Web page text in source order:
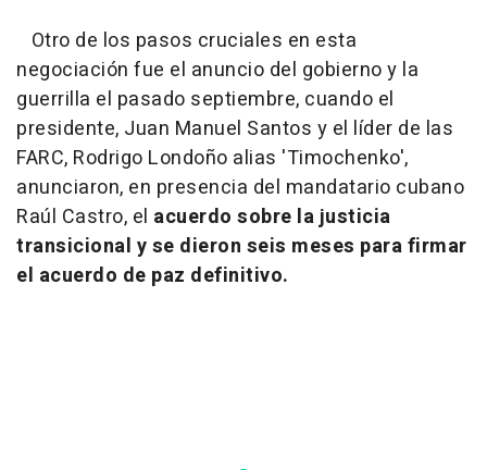
Otro de los pasos cruciales en esta
negociación fue el anuncio del gobierno y la
guerrilla el pasado septiembre, cuando el
presidente, Juan Manuel Santos y el líder de las
FARC, Rodrigo Londoño alias 'Timochenko',
anunciaron, en presencia del mandatario cubano
Raúl Castro, el acuerdo sobre la justicia
transicional y se dieron seis meses para firmar
el acuerdo de paz definitivo.